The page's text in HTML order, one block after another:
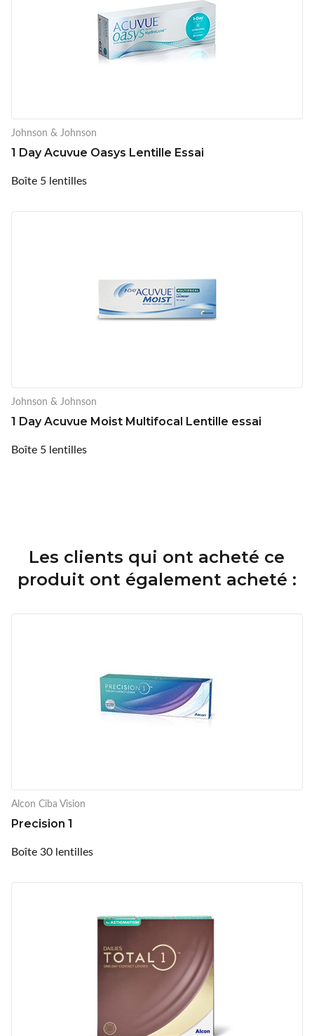
Johnson & Johnson
1 Day Acuvue Oasys Lentille Essai
Boîte 5 lentilles
Johnson & Johnson
1 Day Acuvue Moist Multifocal Lentille essai
Boîte 5 lentilles
Les clients qui ont acheté ce
produit ont également acheté :
Alcon Ciba Vision
Precision 1
Boîte 30 lentilles